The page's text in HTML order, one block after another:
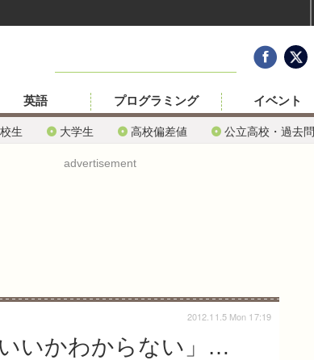
生 大学生 高校偏差値 公立高校・過去問
英語 プログラミング イベント
advertisement
いかわからない」…
2012.11.5 Mon 17:19